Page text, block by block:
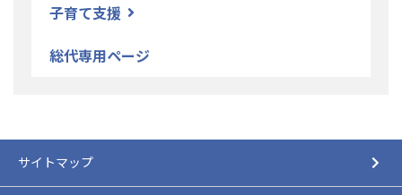
子育て支援
総代専用ページ
サイトマップ